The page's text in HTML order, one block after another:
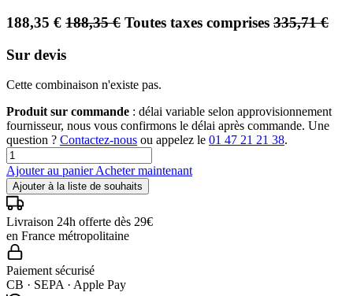
188,35 € 188,35€ Toutes taxes comprises 335,71€
Sur devis
Cette combinaison n'existe pas.
Produit sur commande : délai variable selon approvisionnement
fournisseur, nous vous confirmons le délai après commande. Une
question ? Contactez-nous ou appelez le 01 47 21 21 38.
Ajouter au panierAcheter maintenant
Ajouter à la liste de souhaits
Livraison 24h offerte dès 29€
en France métropolitaine
Paiement sécurisé
CB · SEPA · Apple Pay